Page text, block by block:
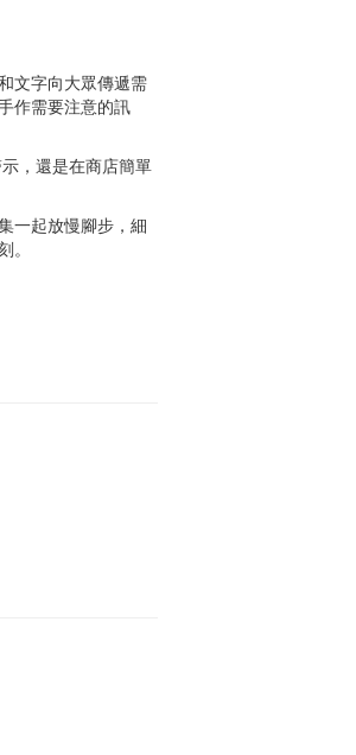
文字向大眾傳遞需
作需要注意的訊
，還是在商店簡單
一起放慢腳步，細